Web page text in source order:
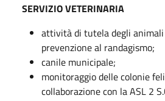
SERVIZIO VETERINARIA
attività di tutela degli
prevenzione al randagismo;
canile municipale;
monitoraggio delle colonie
collaborazione con la ASL 2